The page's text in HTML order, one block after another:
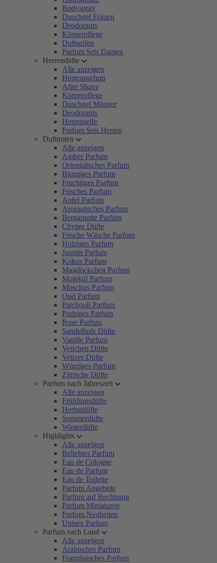
Bodyspray
Duschgel Frauen
Deodorants
Körperpflege
Duftseifen
Parfum Sets Damen
Herrendüfte
Alle anzeigen
Herrenparfum
After Shave
Körperpflege
Duschgel Männer
Deodorants
Herrenseife
Parfum Sets Herren
Duftnoten
Alle anzeigen
Amber Parfum
Orientalisches Parfum
Blumiges Parfum
Fruchtiges Parfum
Frisches Parfum
Apfel Parfum
Aromatisches Parfum
Bergamotte Parfum
Chypre Düfte
Frische Wäsche Parfum
Holziges Parfum
Jasmin Parfum
Kokos Parfum
Maiglöckchen Parfum
Molekül Parfum
Moschus Parfum
Oud Parfum
Patchouli Parfum
Pudriges Parfum
Rose Parfum
Sandelholz Düfte
Vanille Parfum
Veilchen Düfte
Vetiver Düfte
Würziges Parfum
Zitrische Düfte
Parfum nach Jahreszeit
Alle anzeigen
Frühlingsdüfte
Herbstdüfte
Sommerdüfte
Winterdüfte
Highlights
Alle anzeigen
Beliebtes Parfum
Eau de Cologne
Eau de Parfum
Eau de Toilette
Parfum Angebote
Parfum auf Rechnung
Parfum Miniaturen
Parfum Neuheiten
Unisex Parfum
Parfum nach Land
Alle anzeigen
Arabisches Parfum
Französisches Parfum